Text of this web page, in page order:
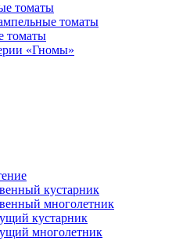
томаты
томаты
томаты
«Гномы»
кустарник
многолетник
кустарник
многолетник